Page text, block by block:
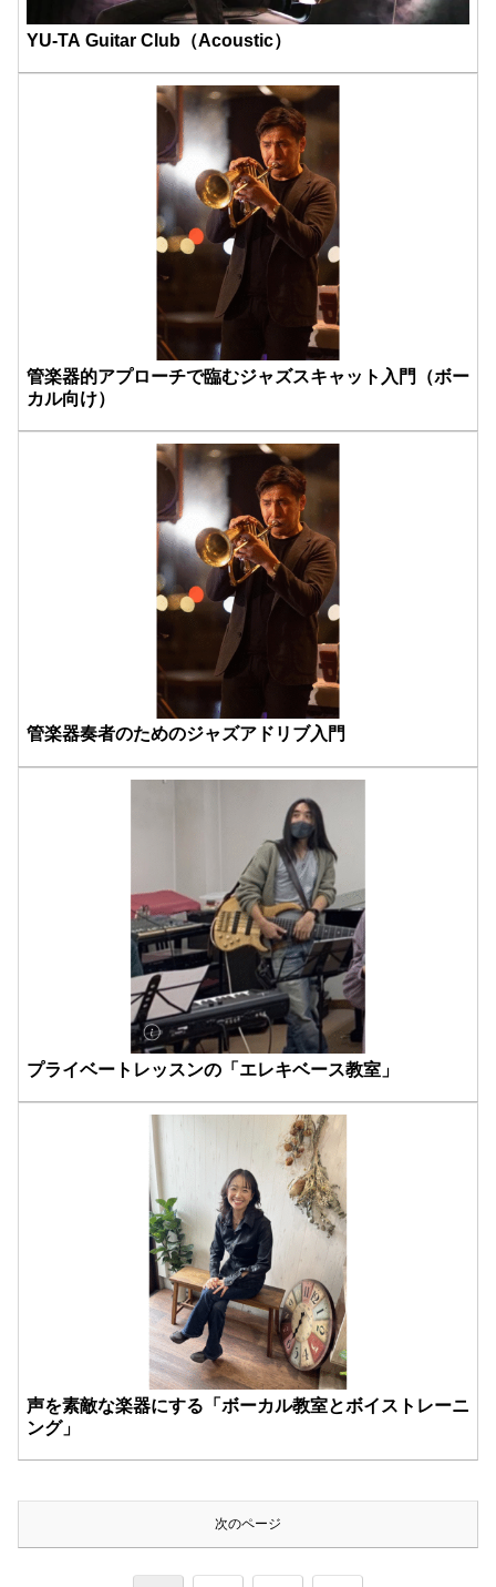
YU-TA Guitar Club（Acoustic）
管楽器的アプローチで臨むジャズスキャット入門（ボー
カル向け）
管楽器奏者のためのジャズアドリブ入門
プライベートレッスンの「エレキベース教室」
声を素敵な楽器にする「ボーカル教室とボイストレーニ
ング」
次のページ